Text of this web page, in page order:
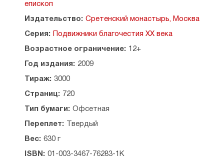
(Текучёва), епископа
Аргентинского, подвижника Псково-Печерского
II Из поучений и проповедей епископа Феодора
Из ранних проповедей (Ницца — Сан-Франциско,
1936-1939)
Слово на Благовещение Пресвятой Богородицы
Слово на Рождество Христово
Слово архипастыря — слово Церкви.
Проповеди и поучения епископа Феодора
(Буэнос-Айрес, 1947-1954) .
Слово на Воздвижение Честного
епископ
Издательство: Сретенский монастырь, Москва
Серия: Подвижники благочестия XX века
Возрастное ограничение: 12+
Год издания: 2009
Тираж: 3000
Страниц: 720
Тип бумаги: Офсетная
Переплет: Твердый
Вес: 630 г
ISBN: 01-003-3467-76283-1К